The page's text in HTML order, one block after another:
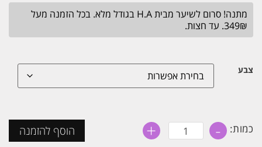
מתנה! סרום לשיער מבית H.A בגודל מלא. בכל הזמנה מעל
349₪. עד חצות.
צבע
כמות: - כמות
של + הוסף להזמנה